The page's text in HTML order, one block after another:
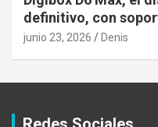
definitivo, con
junio 23, 2026 Denis